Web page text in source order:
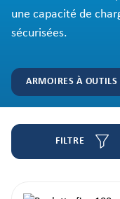
une capacité de
sécurisées.
ARMOIRES À OUTILS
FILTRE